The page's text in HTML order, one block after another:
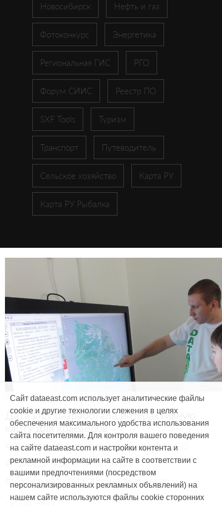
Новосибирск Нефть и газ
Фотоконкурс Энергетика
Региональная ГИС РГО
Форум СИИС Реестр ПО
SXF Tools Туризм
Транспорт Путеводитель
Сельское хозяйство Карта РУ
Карта РУ Рыбалка
Продукты и услуги
Дата Ист разработала интерактивную
карту для краеведов
#CarryMap #Интерактивная карта #ArcGIS
#Природа #Дети #География
#Мобильная карта #Веб-приложение
Сайт dataeast.com использует аналитические файлы
cookie и другие технологии слежения в целях
обеспечения максимального удобства использования
сайта посетителями. Для контроля вашего поведения
на сайте dataeast.com и настройки контента и
рекламной информации на сайте в соответствии с
вашими предпочтениями (посредством
персонализированных рекламных объявлений) на
нашем сайте используются файлы cookie сторонних